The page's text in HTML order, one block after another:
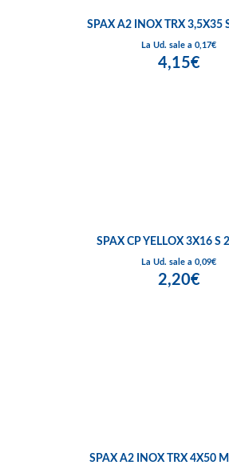
SPAX A2 INOX TRX 3,5X35
La Ud. sale a 0,17€
4,15€
SPAX CP YELLOX 3X16 S
La Ud. sale a 0,09€
2,20€
SPAX A2 INOX TRX 4X50